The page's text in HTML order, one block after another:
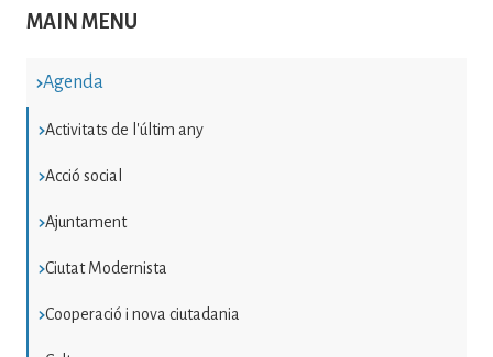
MAIN MENU
Agenda
Activitats de l'últim any
Acció social
Ajuntament
Ciutat Modernista
Cooperació i nova ciutadania